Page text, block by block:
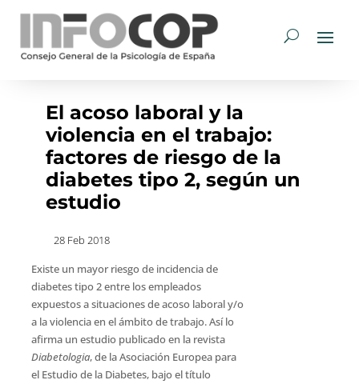
El acoso laboral y la
violencia en el trabajo:
factores de riesgo de la
diabetes tipo 2, según un
estudio
28 Feb 2018
Existe un mayor riesgo de incidencia de
diabetes tipo 2 entre los empleados
expuestos a situaciones de acoso laboral y/o
a la violencia en el ámbito de trabajo. Así lo
afirma un estudio publicado en la revista
Diabetologia, de la Asociación Europea para
el Estudio de la Diabetes, bajo el título